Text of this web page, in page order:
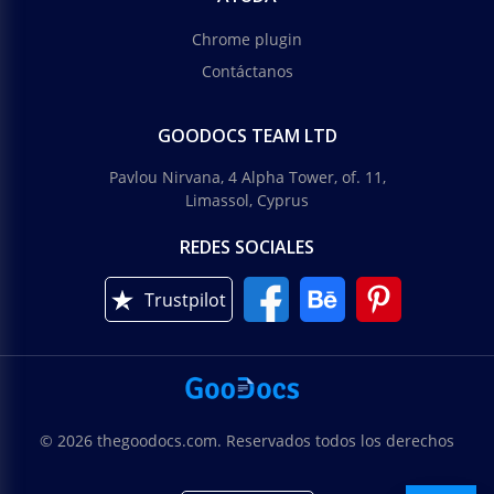
Chrome plugin
Contáctanos
GOODOCS TEAM LTD
Pavlou Nirvana, 4 Alpha Tower, of. 11,
Limassol, Cyprus
REDES SOCIALES
Trustpilot
© 2026 thegoodocs.com. Reservados todos los derechos